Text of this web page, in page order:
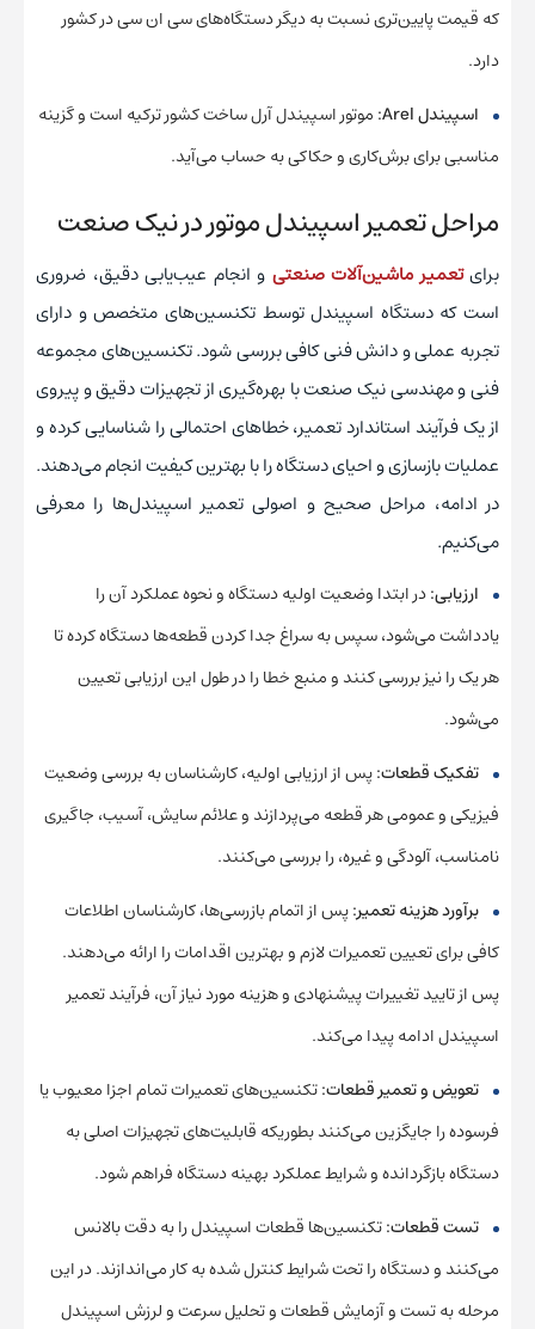
که قیمت پایین‌تری نسبت به دیگر دستگاه‌های سی ان سی در کشور
دارد.
اسپیندل Arel:
موتور اسپیندل آرل ساخت کشور ترکیه است و گزینه
مناسبی برای برش‌کاری و حکاکی به حساب می‌آید.
مراحل تعمیر اسپیندل موتور در نیک صنعت
برایتعمیر ماشین‌آلات صنعتی و انجام عیب‌یابی دقیق، ضروری
است که دستگاه اسپیندل توسط تکنسین‌های متخصص و دارای
تجربه عملی و دانش فنی کافی بررسی شود. تکنسین‌های مجموعه
فنی و مهندسی نیک صنعت با بهره‌گیری از تجهیزات دقیق و پیروی
از یک فرآیند استاندارد تعمیر، خطاهای احتمالی را شناسایی کرده و
عملیات بازسازی و احیای دستگاه را با بهترین کیفیت انجام می‌دهند.
در ادامه، مراحل صحیح و اصولی تعمیر اسپیندل‌ها را معرفی
می‌کنیم.
ارزیابی:در ابتدا وضعیت اولیه دستگاه و نحوه عملکرد آن را
یادداشت می‌‌شود، سپس به سراغ جدا کردن قطعه‌ها دستگاه کرده تا
هر یک را نیز بررسی کنند و منبع خطا را در طول این ارزیابی تعیین
می‌شود.
تفکیک قطعات:پس از ارزیابی اولیه، کارشناسان به بررسی وضعیت
فیزیکی و عمومی هر قطعه می‌پردازند و علائم سایش، آسیب، جاگیری
نامناسب، آلودگی و غیره، را بررسی می‌کنند.
برآورد هزینه تعمیر:پس از اتمام بازرسی‌ها، کارشناسان اطلاعات
کافی برای تعیین تعمیرات لازم و بهترین اقدامات را ارائه می‌دهند.
پس از تایید تغییرات پیشنهادی و هزینه مورد نیاز آن، فرآیند تعمیر
اسپیندل ادامه پیدا می‌کند.
تعویض و تعمیر قطعات:تکنسین‌های تعمیرات تمام اجزا معیوب یا
فرسوده را جایگزین می‌کنند بطوریکه قابلیت‌های تجهیزات اصلی به
دستگاه بازگردانده و شرایط عملکرد بهینه دستگاه فراهم شود.
تست قطعات:تکنسین‌ها قطعات اسپیندل را به دقت بالانس
می‌کنند و دستگاه را تحت شرایط کنترل شده به کار می‌اندازند. در این
مرحله به تست و آزمایش قطعات و تحلیل سرعت و لرزش اسپیندل